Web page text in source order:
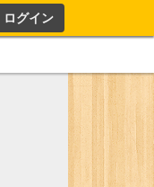
ログイン